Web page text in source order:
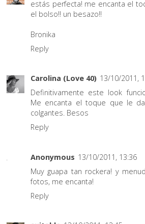
estás perfecta! me encanta el
el bolso!! un besazo!!
Bronika
Reply
Carolina (Love 40) 13/10/2011,
Definitivamente este look
Me encanta el toque que le
colgantes. Besos
Reply
Anonymous 13/10/2011, 13:36
Muy guapa tan rockera! y
fotos, me encanta!
Reply